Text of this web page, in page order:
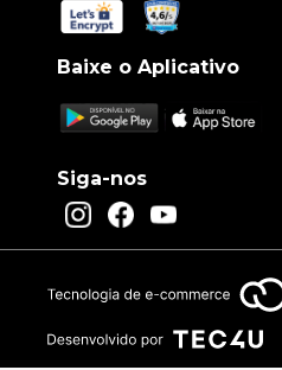
Baixe o Aplicativo
Siga-nos